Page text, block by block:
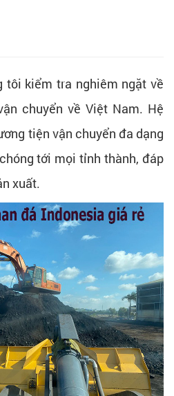
kiểm tra nghiêm ngặt về
chuyển về Việt Nam. Hệ
tiện vận chuyển đa dạng
tới mọi tỉnh thành, đáp
xuất.